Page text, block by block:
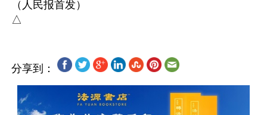
（人民报首发）
分享到：